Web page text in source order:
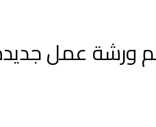
ورشة عمل